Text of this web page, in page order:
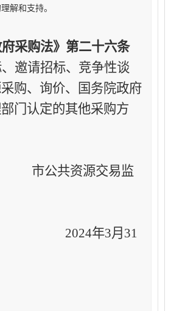
解和支持。
采购法》第二十六条
邀请招标、竞争性谈
购、询价、国务院政府
门认定的其他采购方
资源交易监
年3月31